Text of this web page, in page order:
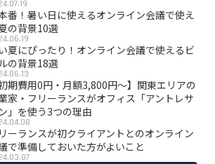
番！暑い日に使えるオンライン会議で使え
の背景10選
夏にぴったり！オンライン会議で使えるビ
の背景18選
初期費用0円・月額3,800円〜】関東エリアの
家・フリーランスがオフィス「アントレサ
」を使う3つの理由
ーランスが初クライアントとのオンライン
で準備しておいた方がよいこと